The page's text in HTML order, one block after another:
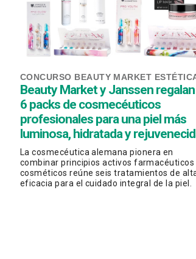
CONCURSO BEAUTY MARKET
Beauty Market y Janssen regalan
6 packs de cosmecéuticos
profesionales para una piel más
luminosa, hidratada y
La cosmecéutica alemana pionera en
combinar principios activos farmacéuticos
cosméticos reúne seis tratamientos de
eficacia para el cuidado integral de la piel.